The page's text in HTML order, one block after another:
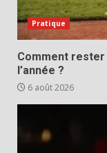
Pratique
Comment
l’année ?
6 août 2026